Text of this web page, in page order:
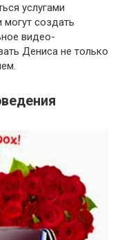
услугами
создать
видео-
Дениса не только